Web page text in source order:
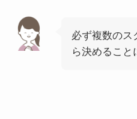
必ず複数のス
ら決めること